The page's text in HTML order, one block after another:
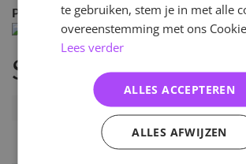
Pre-order Benefit:None \n \n
Specificaties
Artikelnummer
90567
te gebruiken, stem je in met alle
overeenstemming met ons
Lees verder
ALLES ACCEPTEREN
ALLES AFWIJZEN